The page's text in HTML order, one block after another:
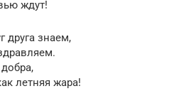
ждут!
знаем,
летняя жара!